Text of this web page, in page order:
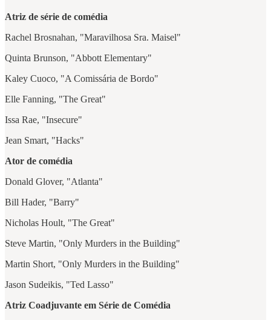
Atriz de série de comédia
Rachel Brosnahan, "Maravilhosa Sra. Maisel"
Quinta Brunson, "Abbott Elementary"
Kaley Cuoco, "A Comissária de Bordo"
Elle Fanning, "The Great"
Issa Rae, "Insecure"
Jean Smart, "Hacks"
Ator de comédia
Donald Glover, "Atlanta"
Bill Hader, "Barry"
Nicholas Hoult, "The Great"
Steve Martin, "Only Murders in the Building"
Martin Short, "Only Murders in the Building"
Jason Sudeikis, "Ted Lasso"
Atriz Coadjuvante em Série de Comédia